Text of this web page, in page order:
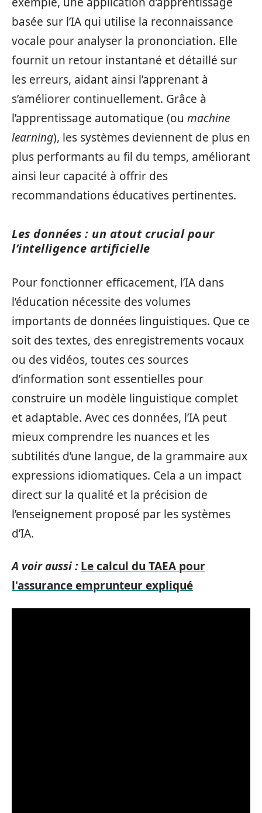
basée sur l’IA qui utilise la reconnaissance
vocale pour analyser la prononciation. Elle
fournit un retour instantané et détaillé sur
les erreurs, aidant ainsi l’apprenant à
s’améliorer continuellement. Grâce à
l’apprentissage automatique (ou machine
learning), les systèmes deviennent de plus en
plus performants au fil du temps, améliorant
ainsi leur capacité à offrir des
recommandations éducatives pertinentes.
Les données : un atout crucial pour
l’intelligence artificielle
Pour fonctionner efficacement, l’IA dans
l’éducation nécessite des volumes
importants de données linguistiques. Que ce
soit des textes, des enregistrements vocaux
ou des vidéos, toutes ces sources
d’information sont essentielles pour
construire un modèle linguistique complet
et adaptable. Avec ces données, l’IA peut
mieux comprendre les nuances et les
subtilités d’une langue, de la grammaire aux
expressions idiomatiques. Cela a un impact
direct sur la qualité et la précision de
l’enseignement proposé par les systèmes
d’IA.
A voir aussi : Le calcul du TAEA pour
l'assurance emprunteur expliqué